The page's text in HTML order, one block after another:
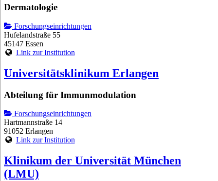
Dermatologie
Forschungseinrichtungen
Hufelandstraße 55
45147 Essen
Link zur Institution
Universitätsklinikum Erlangen
Abteilung für Immunmodulation
Forschungseinrichtungen
Hartmannstraße 14
91052 Erlangen
Link zur Institution
Klinikum der Universität München
(LMU)